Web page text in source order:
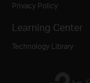
Privacy Policy
Learning Center
Technology Library